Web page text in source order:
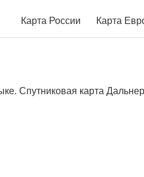
Карта России Карта
Спутниковая карта